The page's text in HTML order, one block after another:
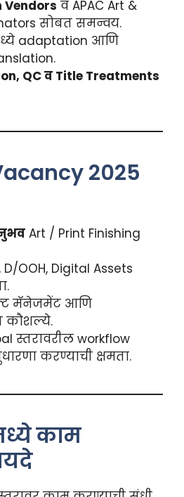
Vendors व APAC Art &
सोबत समन्वय.
adaptation आणि
QC व Title Treatments
2025
Art / Print Finishing
D/OOH, Digital Assets
मॅनेजमेंट आणि
कौशल्ये.
स्तरावरील workflow
करण्याची क्षमता.
काम